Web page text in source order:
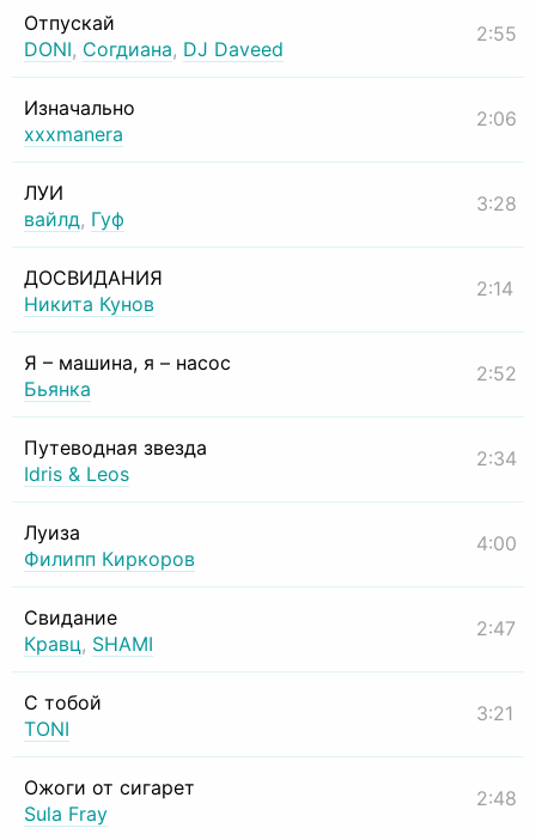
Отпускай
DONI, Согдиана, DJ Daveed
2:55
Изначально
xxxmanera
2:06
ЛУИ
вайлд, Гуф
3:28
ДОСВИДАНИЯ
Никита Кунов
2:14
Я – машина, я – насос
Бьянка
2:52
Путеводная звезда
Idris & Leos
2:34
Луиза
Филипп Киркоров
4:00
Свидание
Кравц, SHAMI
2:47
С тобой
TONI
3:21
Ожоги от сигарет
Sula Fray
2:48